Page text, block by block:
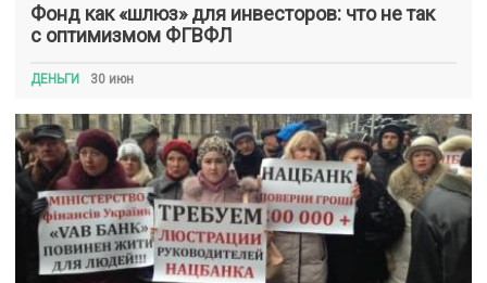
Фонд как «шлюз» для инвесторов: что не так
с оптимизмом ФГВФЛ
ДЕНЬГИ 30 июн